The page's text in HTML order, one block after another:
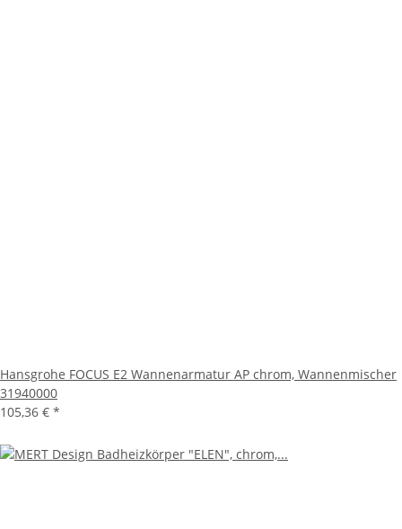
Hansgrohe FOCUS E2 Wannenarmatur AP chrom, Wannenmischer
31940000
105,36 € *